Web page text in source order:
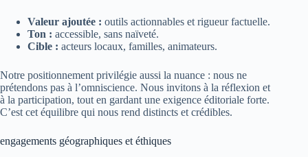
Valeur ajoutée : outils actionnables et rigueur factuelle.
Ton : accessible, sans naïveté.
Cible : acteurs locaux, familles, animateurs.
Notre positionnement privilégie aussi la nuance : nous ne
prétendons pas à l’omniscience. Nous invitons à la réflexion et
à la participation, tout en gardant une exigence éditoriale forte.
C’est cet équilibre qui nous rend distincts et crédibles.
engagements géographiques et éthiques